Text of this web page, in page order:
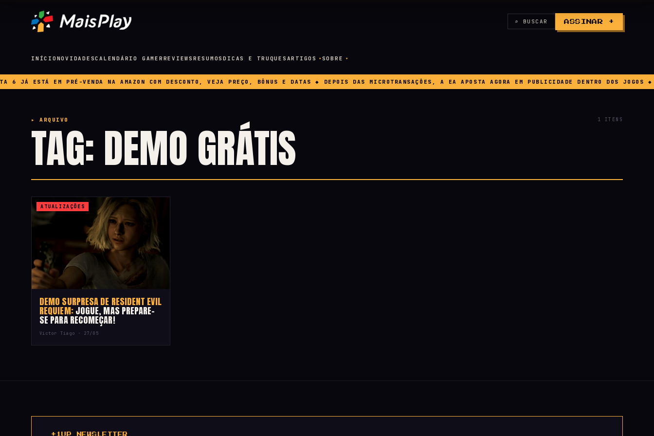
⌕ BUSCAR ASSINAR +
INÍCIO NOVIDADESCALENDÁRIO GAMER REVIEWS RESUMOSDICAS E TRUQUES ARTIGOS SOBRE
ESTÁ EM PRÉ-VENDA NA AMAZON COM DESCONTO, VEJA PREÇO, BÔNUS E DATAS ◆ DEPOIS DAS MICROTRANSAÇÕES, A EA APOSTA AGORA EM PUBLICIDADE DENTRO DOS
▸ ARQUIVO
TAG: DEMO GRÁTIS 1 ITENS
ATUALIZAÇÕES
DEMO SURPRESA DE RESIDENT EVIL
REQUIEM:JOGUE, MAS PREPARE-
SE PARA RECOMEÇAR!
Victor Tiago · 27/05
+1UP NEWSLETTER